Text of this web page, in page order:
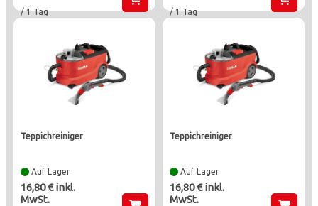
/ 1 Tag / 1 Tag
teppichreiniger
Auf Lager
16,80 € inkl.
MwSt.
teppichreiniger
Auf Lager
16,80 € inkl.
MwSt.